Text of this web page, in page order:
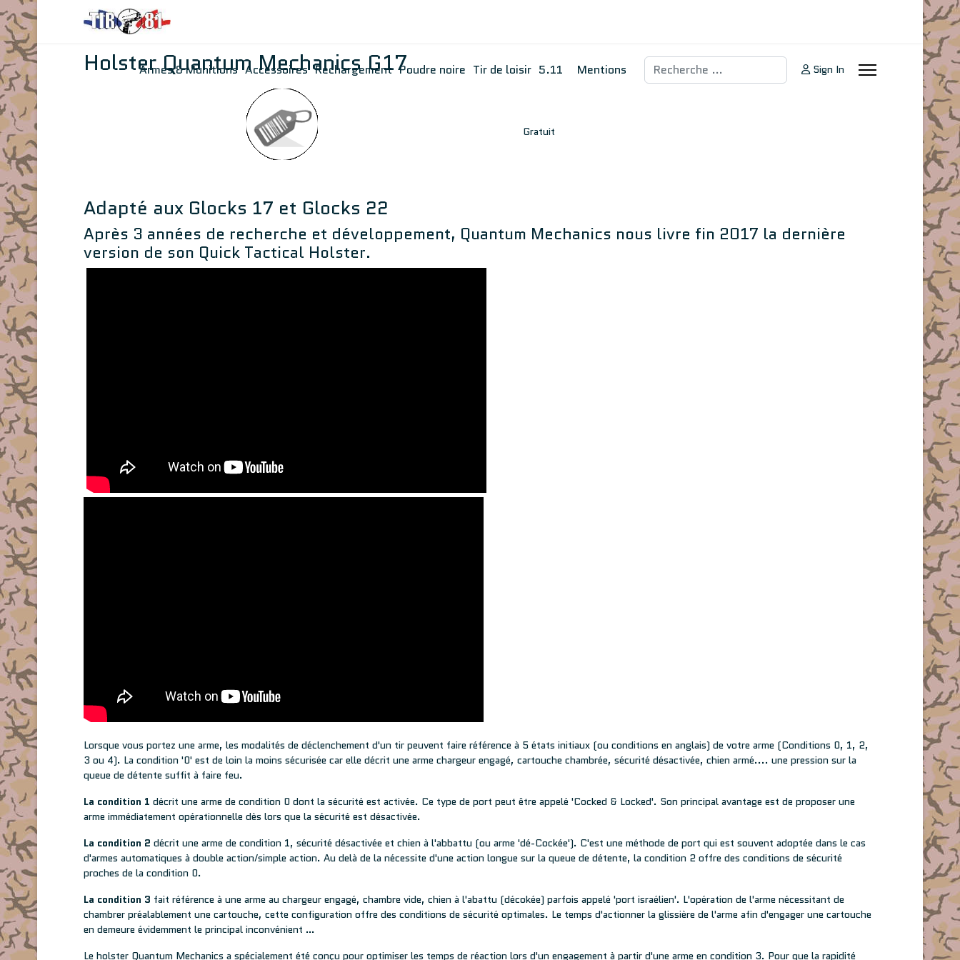
Armes & Munitions Accessoires Rechargement Poudre noire Tir de loisir 5.11 Mentions Rechercher Sign In
Holster Quantum Mechanics G17
Gratuit
Adapté aux Glocks 17 et Glocks 22
Après 3 années de recherche et développement, Quantum Mechanics nous livre fin 2017 la dernière
version de son Quick Tactical Holster.
Lorsque vous portez une arme, les modalités de déclenchement d'un tir peuvent faire référence à 5 états initiaux (ou conditions en anglais) de votre arme (Conditions 0, 1, 2,
3 ou 4). La condition '0' est de loin la moins sécurisée car elle décrit une arme chargeur engagé, cartouche chambrée, sécurité désactivée, chien armé.... une pression sur la
queue de détente suffit à faire feu.
La condition 1 décrit une arme de condition 0 dont la sécurité est activée. Ce type de port peut être appelé 'Cocked & Locked'. Son principal avantage est de proposer une
arme immédiatement opérationnelle dès lors que la sécurité est désactivée.
La condition 2 décrit une arme de condition 1, sécurité désactivée et chien à l'abbattu (ou arme 'dé-Cockée'). C'est une méthode de port qui est souvent adoptée dans le cas
d'armes automatiques à double action/simple action. Au delà de la nécessite d'une action longue sur la queue de détente, la condition 2 offre des conditions de sécurité
proches de la condition 0.
La condition 3 fait référence à une arme au chargeur engagé, chambre vide, chien à l'abattu (décokée) parfois appelé 'port israélien'. L'opération de l'arme nécessitant de
chambrer préalablement une cartouche, cette configuration offre des conditions de sécurité optimales. Le temps d'actionner la glissière de l'arme afin d'engager une cartouche
en demeure évidemment le principal inconvénient …
Le holster Quantum Mechanics a spécialement été conçu pour optimiser les temps de réaction lors d'un engagement à partir d'une arme en condition 3. Pour que la rapidité